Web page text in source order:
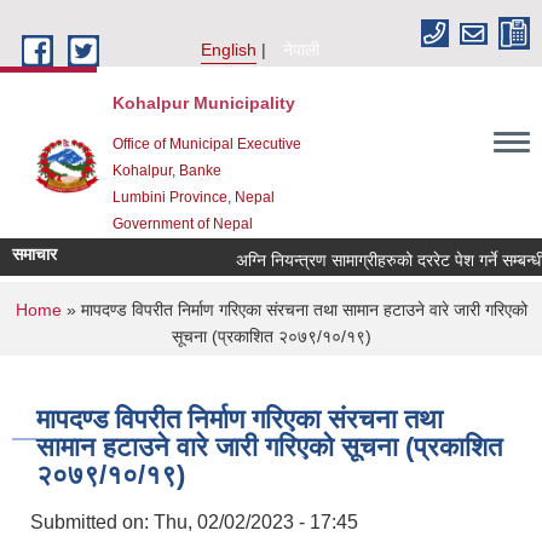
English
नेपाली
Kohalpur Municipality
Office of Municipal Executive
Kohalpur, Banke
Lumbini Province, Nepal
Government of Nepal
समाचार
You are here
Home» मापदण्ड विपरीत निर्माण गरिएका संरचना तथा सामान हटाउने वारे जारी गरिएको
सूचना (प्रकाशित २०७९/१०/१९)
मापदण्ड विपरीत निर्माण गरिएका संरचना तथा
सामान हटाउने वारे जारी गरिएको सूचना (प्रकाशित
२०७९/१०/१९)
Submitted on: Thu, 02/02/2023 - 17:45